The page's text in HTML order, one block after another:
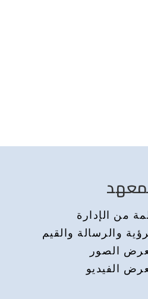
من الإدارة
والرسالة والقيم
الصور
الفيديو